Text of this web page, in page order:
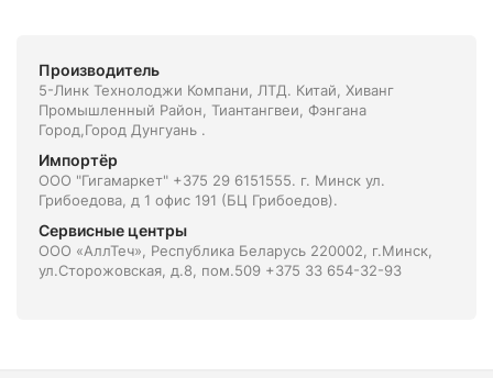
Производитель
5-Линк Технолоджи Компани, ЛТД. Китай, Xиванг
Промышленный Район, Тиантангвеи, Фэнгана
Город,Город Дунгуань .
Импортёр
ООО "Гигамаркет" +375 29 6151555. г. Минск ул.
Грибоедова, д 1 офис 191 (БЦ Грибоедов).
Сервисные центры
ООО «АллТеч», Республика Беларусь 220002, г.Минск,
ул.Сторожовская, д.8, пом.509 +375 33 654-32-93